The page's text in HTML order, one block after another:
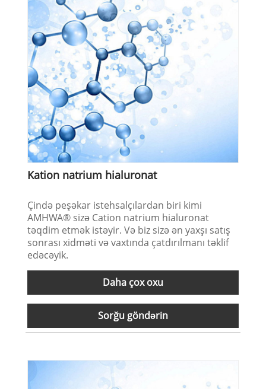
Kation natrium hialuronat
Çində peşəkar istehsalçılardan biri kimi
AMHWA® sizə Cation natrium hialuronat
təqdim etmək istəyir. Və biz sizə ən yaxşı satış
sonrası xidməti və vaxtında çatdırılmanı təklif
edəcəyik.
Daha çox oxu
Sorğu göndərin